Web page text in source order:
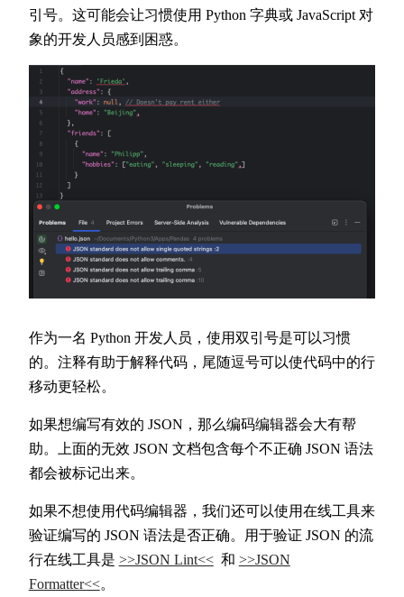
引号。这可能会让习惯使用 Python 字典或 JavaScript 对
象的开发人员感到困惑。
作为一名 Python 开发人员，使用双引号是可以习惯
的。注释有助于解释代码，尾随逗号可以使代码中的行
移动更轻松。
如果想编写有效的 JSON，那么编码编辑器会大有帮
助。上面的无效 JSON 文档包含每个不正确 JSON 语法
都会被标记出来。
如果不想使用代码编辑器，我们还可以使用在线工具来
验证编写的 JSON 语法是否正确。用于验证 JSON 的流
行在线工具是 >>JSON Lint<<和 >>JSON
Formatter<<。